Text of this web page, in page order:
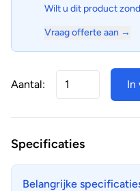
Wilt u dit product
Vraag offerte aan →
Aantal: In
Specificaties
Belangrijke